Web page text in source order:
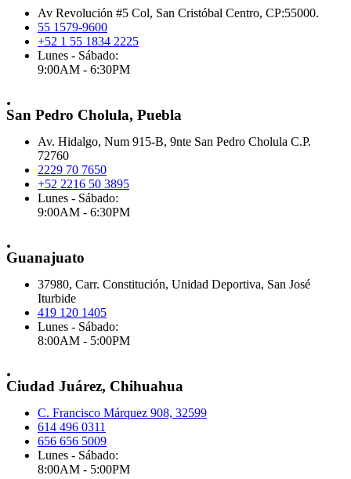
Av Revolución #5 Col, San Cristóbal Centro, CP:55000.
55 1579-9600
+52 1 55 1834 2225
Lunes - Sábado:
9:00AM - 6:30PM
.
San Pedro Cholula, Puebla
Av. Hidalgo, Num 915-B, 9nte San Pedro Cholula C.P.
72760
2229 70 7650
+52 2216 50 3895
Lunes - Sábado:
9:00AM - 6:30PM
.
Guanajuato
37980, Carr. Constitución, Unidad Deportiva, San José
Iturbide
419 120 1405
Lunes - Sábado:
8:00AM - 5:00PM
.
Ciudad Juárez, Chihuahua
C. Francisco Márquez 908, 32599
614 496 0311
656 656 5009
Lunes - Sábado:
8:00AM - 5:00PM